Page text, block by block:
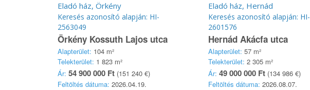
Eladó ház, Örkény
Keresés azonosító alapján: HI-
2563049
Örkény Kossuth Lajos utca
Alapterület: 104 m²
Telekterület: 1 823 m²
Ár: 54 900 000 Ft (151 240 €)
Feltöltés dátuma: 2026.04.19.
Eladó ház, Hernád
Keresés azonosító alapján: HI-
2601576
Hernád Akácfa utca
Alapterület: 57 m²
Telekterület: 2 305 m²
Ár: 49 000 000 Ft(134 986 €)
Feltöltés dátuma: 2026.08.07.